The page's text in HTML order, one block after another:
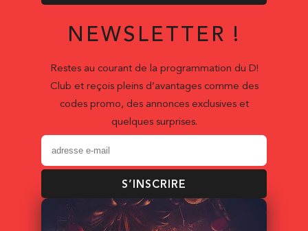
NEWSLETTER !
Restes au courant de la programmation du D!
Club et reçois pleins d’avantages comme des
codes promo, des annonces exclusives et
quelques surprises.
S’INSCRIRE